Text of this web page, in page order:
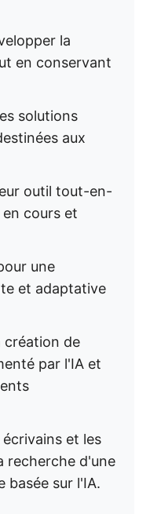
la
en conservant
solutions
aux
outil tout-en-
cours et
une
et adaptative
création de
par l'IA et
et les
recherche d'une
basée sur l'IA.